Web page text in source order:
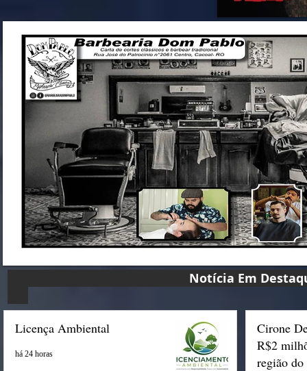
Notícia Em
Licença Ambiental
há 24 horas
Cirone
R$2
região do